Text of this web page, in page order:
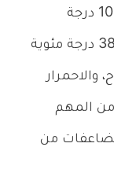
وتشمل العلامات الشائعة الحمى (100.5 درجة
فهرنهايت إلى 103 درجة فهرنهايت، أو 38 درجة مئوية
والاحمرار
من المهم
من